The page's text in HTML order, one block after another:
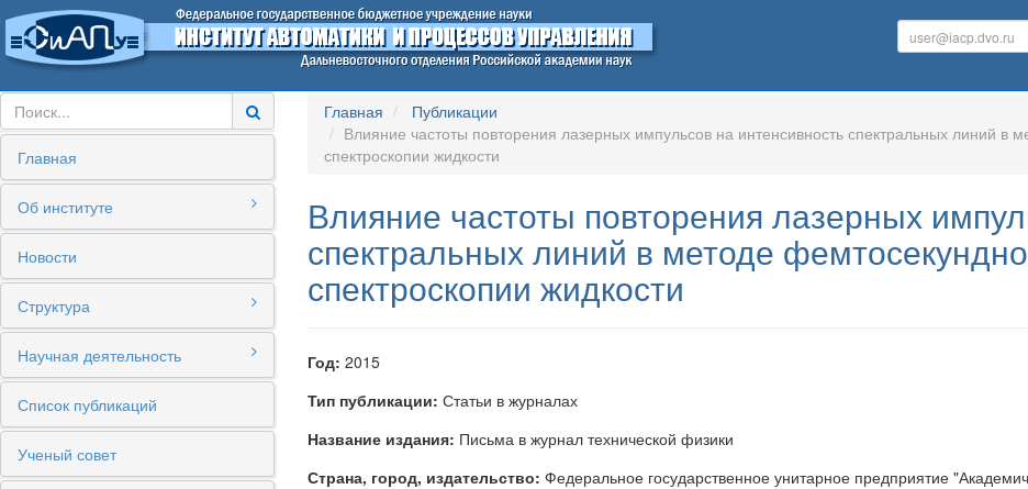
Главная
Об институте
Новости
Структура
Научная деятельность
Список публикаций
Ученый совет
Главная
Публикации
Влияние частоты повторения лазерных импульсов на интенсивность спектральных линий в
спектроскопии жидкости
Влияние частоты повторения лазерных
спектральных линий в методе
спектроскопии жидкости
Год: 2015
Тип публикации: Статьи в журналах
Название издания: Письма в журнал технической физики
Страна, город, издательство: Федеральное государственное унитарное предприятие